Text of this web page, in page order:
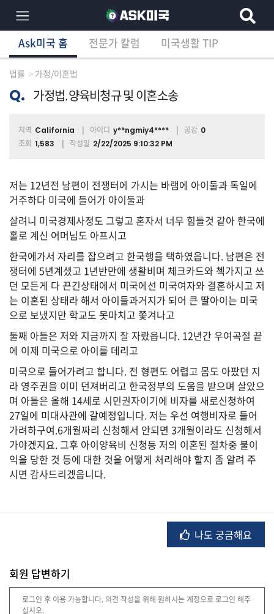
×
분
별
상
담
체
이
비
자
법
률
주
택/
부
동
산
머
테
유
학/
Ask미국 홈 전문가 칼럼 미국생활 TIP
Ask미국 홈 전문가 칼럼 미국생활 TIP
법률 가정/이혼법
Q. 가정법.양육비청규 및 이혼소송
지역 California 아이디 y**ngmiy4**** 공감 0
조회 1,583 작성일 2/22/2025 9:10:32 PM
저는 12년전 남편이 전쟁터에 가시는 바램에 아이둘과 독일에
거주하다 미국에 들어가 아이둘과
살려니 미국경제사정도 그렇고 혼자서 너무 힘들것 같아 한국에
홀로 계신 어머님도 아프시고
한국에가서 자리를 잡으려고 한국행을 택하였읍니다. 남편은 전
쟁터에 5년계셨고 1년반만에 생활비며 체크카드와 첵가지고 쓰
던 모든게 다 끈긴상태에서 미국에선 미국여자와 결혼하시고 저
는 이혼된 상태라 해서 아이들과거지가 되어 큰 딸아이는 미국
으로 보냈지만 학교도 못마치고 쫓겨나고
둘째 아들은 저와 지금까지 잘 자랐읍니다. 12년간 우여곡절 끝
에 이제 미국으로 아이를 데리고
미국으로 들어가려고 합니다. 전 형편도 어렵고 몸도 아팠던 지
라 영주권을 이미 던져버리고 한국정부의 도움을 받으며 살았으
며 아들은 올해 14세로 시민권자이기에 비자를 새로신청하여
27일에 미대사관에 갈예정입니다. 저는 우선 여행비자로 들어
가려하구여.6개월짜리 신청해서 안되면 3개월이라도 신청해서
가야겠지요. 그후 아이양육비 신청등 저의 이혼된 절차중 불이
익을 당한 것 등에 대한 것을 어떻게 처리해야 할지 좀 알려 주
시면 감사드리겠읍니다.
나도 궁금해요
회원 답변하기